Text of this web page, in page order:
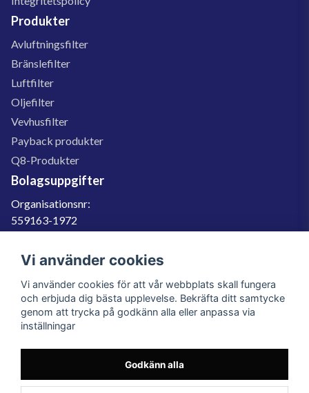
Produkter
Avluftningsfilter
Bränslefilter
Luftfilter
Oljefilter
Vevhusfilter
Payback produkter
Q8-Produkter
Bolagsuppgifter
Organisationsnr:
559163-1972
SE559163197201
060-566 800
info@filter.se
559163-1972
Vi använder cookies
Vi använder cookies för att vår webbplats skall fungera
och erbjuda dig bästa upplevelse. Bekräfta ditt samtycke
genom att trycka på godkänn alla eller anpassa via
inställningar
Godkänn alla